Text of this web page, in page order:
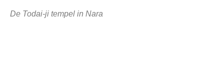
De Todai-ji tempel in Nara